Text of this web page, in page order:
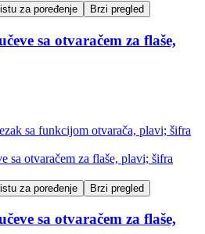
za poređenje Brzi pregled
sa otvaračem za flaše,
za poređenje Brzi pregled
sa otvaračem za flaše,